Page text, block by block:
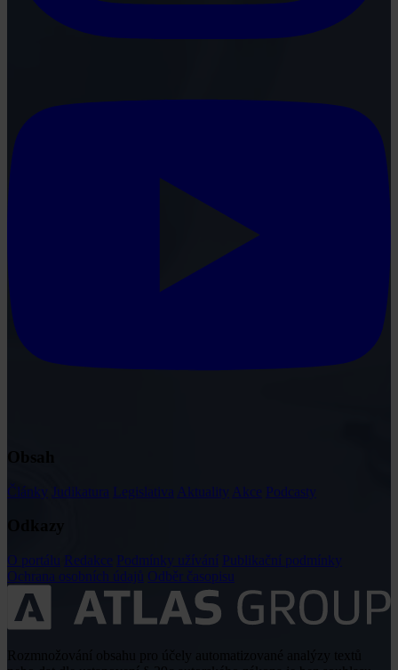
Články Judikatura Legislativa Aktuality Akce Podcasty
O portálu Redakce Podmínky užívání Publikační podmínky
Ochrana osobních údajů Odběr časopisu